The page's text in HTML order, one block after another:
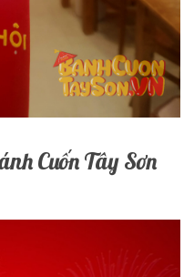
Cuốn Tây Sơn